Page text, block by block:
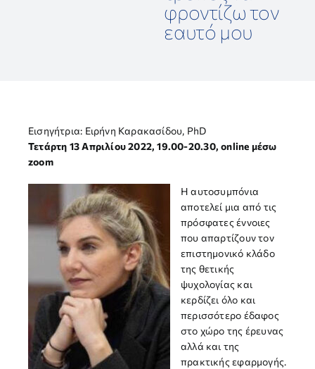
ΕΠΙΣΤΗΜΟΝΙΚΕΣ ΕΚΔΗΛΩΣΕΙΣ
ΑΝΑΚΟΙΝΩΣΕΙΣ
ΕΠΙΚΟΙΝΩΝΙΑ
φροντίζω τον
εαυτό μου
Εισηγήτρια: Ειρήνη Καρακασίδου, PhD
Τετάρτη 13 Απριλίου 2022, 19.00-20.30, online μέσω
zoom
Η αυτοσυμπόνια
αποτελεί μια από τις
πρόσφατες έννοιες
που απαρτίζουν τον
επιστημονικό κλάδο
της θετικής
ψυχολογίας και
κερδίζει όλο και
περισσότερο έδαφος
στο χώρο της έρευνας
αλλά και της
πρακτικής εφαρμογής.